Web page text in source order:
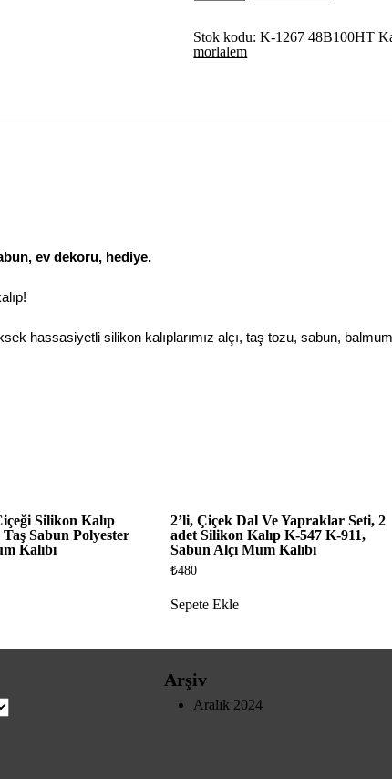
Tomurcuk
Silikon
Kalıp
Taş
Stok kodu:K-1267 48B100HT
morlalem
ev dekoru, hediye.
hassasiyetli silikon kalıplarımız alçı, taş tozu, sabun,
Silikon Kalıp
Sabun Polyester
Kalıbı
2’li, Çiçek Dal Ve Yapraklar Seti, 2
adet Silikon Kalıp K-547 K-911,
Sabun Alçı Mum Kalıbı
₺480
Sepete Ekle
Arşiv
Aralık 2024